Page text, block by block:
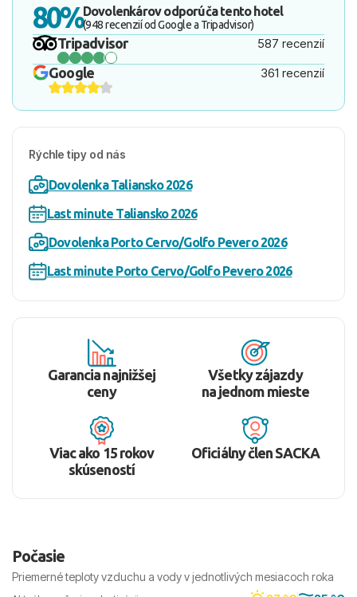
80%Dovolenkárov odporúča tento hotel
(948 recenzií od Google a Tripadvisor)
Tripadvisor 587 recenzií
Google 361 recenzií
Rýchle tipy od nás
Dovolenka Taliansko 2026
Last minute Taliansko 2026
Dovolenka Porto Cervo/Golfo Pevero 2026
Last minute Porto Cervo/Golfo Pevero 2026
Garancia najnižšej
ceny
Všetky zájazdy
na jednom mieste
Viac ako 15 rokov
skúseností
Oficiálny člen SACKA
Počasie
Priemerné teploty vzduchu a vody v jednotlivých mesiacoch roka